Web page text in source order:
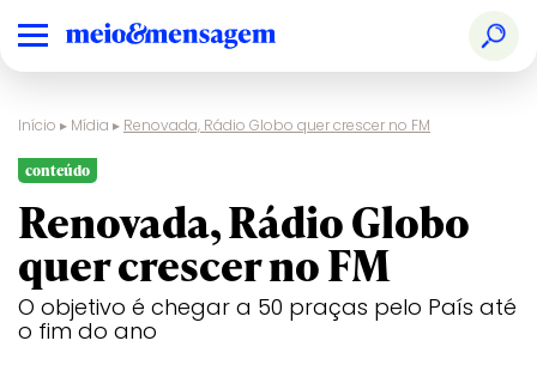
Início ▸ Mídia ▸ Renovada, Rádio Globo quer crescer no FM
conteúdo
Renovada, Rádio Globo
quer crescer no FM
O objetivo é chegar a 50 praças pelo País até
o fim do ano